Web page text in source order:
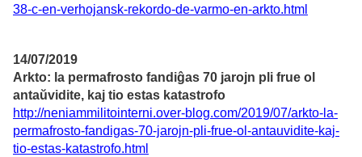
38-c-en-verhojansk-rekordo-de-varmo-en-arkto.html
14/07/2019
Arkto: la permafrosto fandiĝas 70 jarojn pli frue ol
antaŭvidite, kaj tio estas katastrofo
http://neniammilitointerni.over-blog.com/2019/07/arkto-la-
permafrosto-fandigas-70-jarojn-pli-frue-ol-antauvidite-kaj-
tio-estas-katastrofo.html